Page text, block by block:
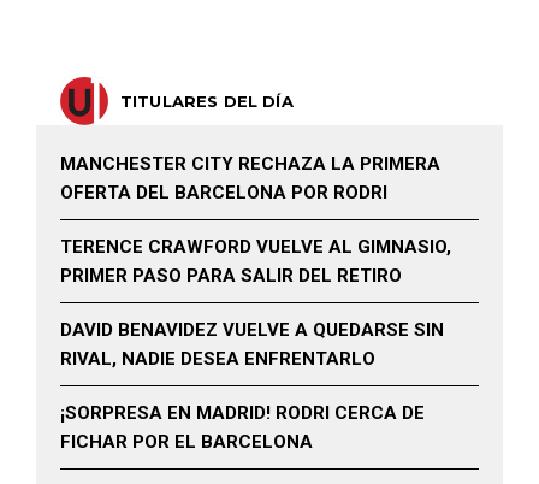
TITULARES DEL DÍA
MANCHESTER CITY RECHAZA LA PRIMERA
OFERTA DEL BARCELONA POR RODRI
TERENCE CRAWFORD VUELVE AL GIMNASIO,
PRIMER PASO PARA SALIR DEL RETIRO
DAVID BENAVIDEZ VUELVE A QUEDARSE SIN
RIVAL, NADIE DESEA ENFRENTARLO
¡SORPRESA EN MADRID! RODRI CERCA DE
FICHAR POR EL BARCELONA